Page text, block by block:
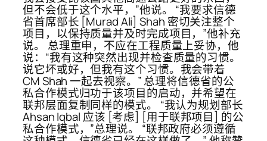
但不会低于这个水平，”他说。 “我要求信德
省首席部长 [Murad Ali] Shah 密切关注整个
项目，以保持质量并及时完成项目，”他补充
说。 总理重申，不应在工程质量上妥协，他
说：“我有这种突然出现并检查质量的习惯。
说它坏或好，但我有这个习惯。我会带着
CM Shah 一起去视察。” 总理将信德省的公
私合作模式归功于该项目的启动，并希望在
联邦层面复制同样的模式。 “我认为规划部长
Ahsan Iqbal 应该 [考虑] [用于联邦项目] 的公
私合作模式，”总理说。 “联邦政府必须遵循